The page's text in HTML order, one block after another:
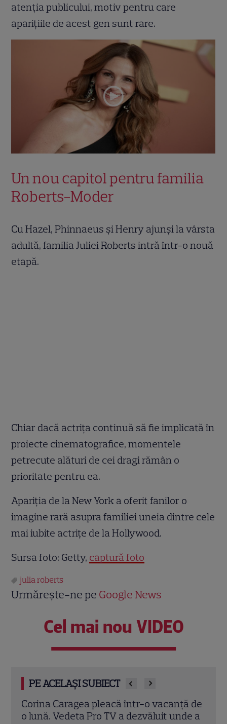
atenția publicului, motiv pentru care
aparițiile de acest gen sunt rare.
Un nou capitol pentru familia
Roberts-Moder
Cu Hazel, Phinnaeus și Henry ajunși la vârsta
adultă, familia Juliei Roberts intră într-o nouă
etapă.
Chiar dacă actrița continuă să fie implicată în
proiecte cinematografice, momentele
petrecute alături de cei dragi rămân o
prioritate pentru ea.
Apariția de la New York a oferit fanilor o
imagine rară asupra familiei uneia dintre cele
mai iubite actrițe de la Hollywood.
Sursa foto: Getty, captură foto
julia roberts
Urmărește-ne pe Google News
Cel mai nou VIDEO
PE ACELAȘI SUBIECT
Corina Caragea pleacă într-o vacanță de
o lună. Vedeta Pro TV a dezvăluit unde a